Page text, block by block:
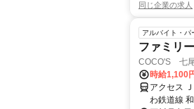
同じ企業の求人
アルバイト・パ
ファミリ
COCO'S 七
時給1,100
アクセス
わ鉄道線